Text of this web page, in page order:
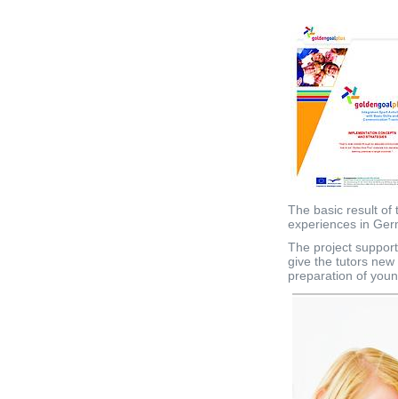
The basic result of
experiences in
The project
give the tutors
preparation of